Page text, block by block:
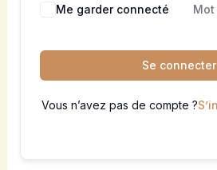
Me garder connecté
Se connecter
Vous n’avez pas de compte ?